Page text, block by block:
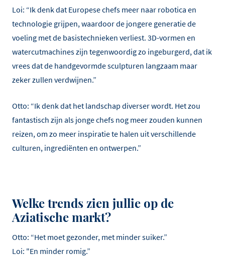
Loi: “Ik denk dat Europese chefs meer naar robotica en
technologie grijpen, waardoor de jongere generatie de
voeling met de basistechnieken verliest. 3D-vormen en
watercutmachines zijn tegenwoordig zo ingeburgerd, dat ik
vrees dat de handgevormde sculpturen langzaam maar
zeker zullen verdwijnen.”
Otto: “Ik denk dat het landschap diverser wordt. Het zou
fantastisch zijn als jonge chefs nog meer zouden kunnen
reizen, om zo meer inspiratie te halen uit verschillende
culturen, ingrediënten en ontwerpen.”
Welke trends zien jullie op de
Aziatische markt?
Otto: “Het moet gezonder, met minder suiker.”
Loi: "En minder romig.”